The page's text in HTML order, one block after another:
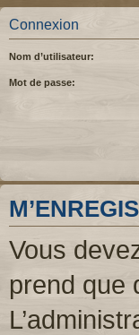
Connexion
Nom d’utilisateur:
Mot de passe:
Vous
prend que